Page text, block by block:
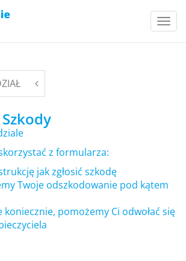
z formularza:
jak zgłosić szkodę
Twoje odszkodowanie pod kątem
koniecznie, pomożemy Ci odwołać się